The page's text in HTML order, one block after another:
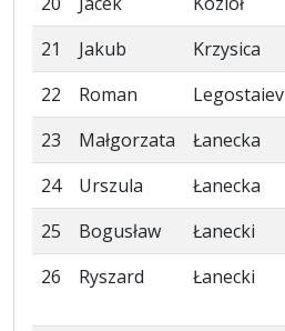
21
Jakub Krzysica
22
Roman Legostaiev
23
Małgorzata Łanecka
24
Urszula Łanecka
25
Bogusław Łanecki
26
Ryszard Łanecki